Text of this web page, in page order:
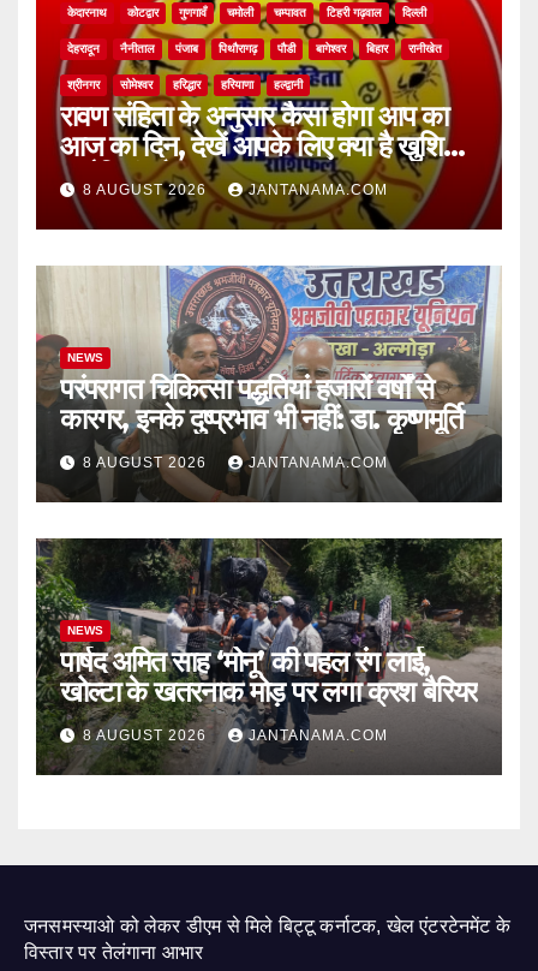
केदारनाथ कोटद्वार गुणगावँ चमोली चम्पावत टिहरी गढ़वाल दिल्ली
देहरादून नैनीताल पंजाब पिथौरागढ़ पौडी बागेश्वर बिहार रानीखेत
श्रीनगर सोमेश्वर हरिद्धार हरियाणा हल्द्वानी
रावण संहिता के अनुसार कैसा होगा आप का
आज का दिन, देखें आपके लिए क्या है खुशियां,
चुनौतियां और नए अवसर
8 AUGUST 2026 JANTANAMA.COM
NEWS
परंपरागत चिकित्सा पद्धतियां हजारों वर्षों से
कारगर, इनके दुष्प्रभाव भी नहीं: डा. कृष्णमूर्ति
8 AUGUST 2026 JANTANAMA.COM
NEWS
पार्षद अमित साह ‘मोनू’ की पहल रंग लाई,
खोल्टा के खतरनाक मोड़ पर लगा क्रश बैरियर
8 AUGUST 2026 JANTANAMA.COM
जनसमस्याओ को लेकर डीएम से मिले बिट्टू कर्नाटक, खेल एंटरटेनमेंट के
विस्तार पर तेलंगाना आभार